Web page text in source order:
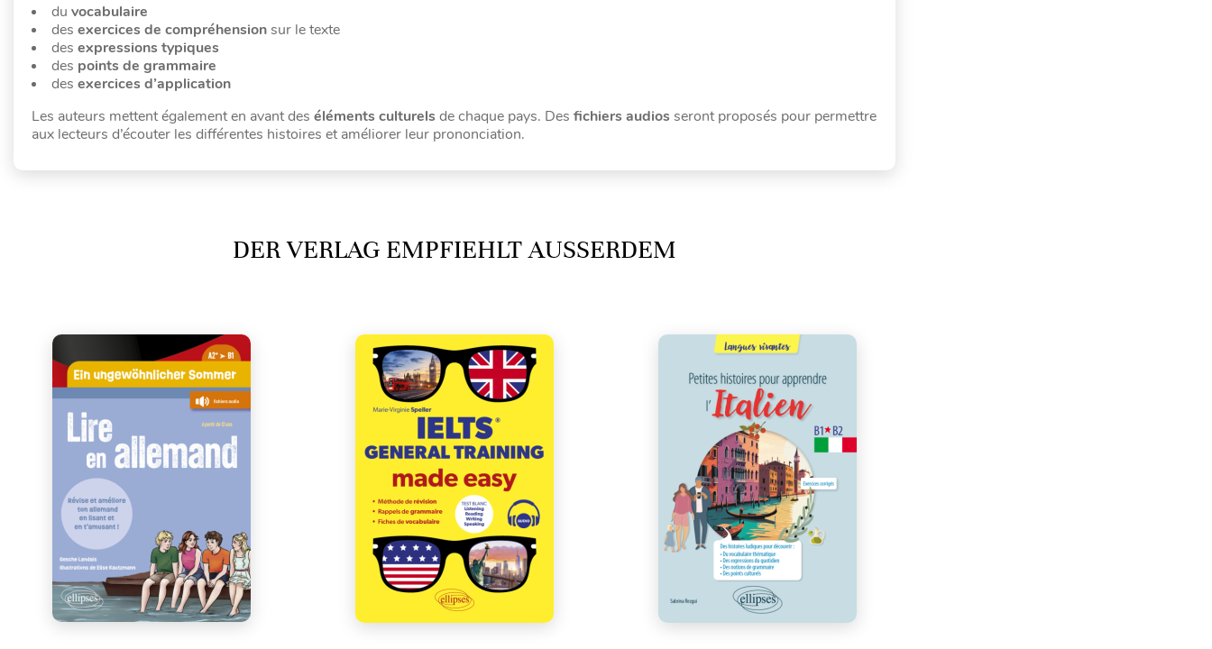
du vocabulaire
des exercices de compréhensionsur le texte
des expressions typiques
des points de grammaire
des exercices d’application
Les auteurs mettent également en avant des éléments culturels de chaque pays. Des fichiers audios seront proposés pour permettre
aux lecteurs d’écouter les différentes histoires et améliorer leur prononciation.
DER VERLAG EMPFIEHLT AUSSERDEM